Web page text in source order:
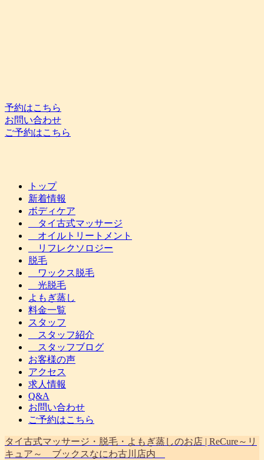
予約はこちら
お問い合わせ
ご予約はこちら
トップ
新着情報
ボディケア
タイ古式マッサージ
オイルトリートメント
リフレクソロジー
脱毛
ワックス脱毛
光脱毛
よもぎ蒸し
料金一覧
スタッフ
スタッフ紹介
スタッフブログ
お客様の声
アクセス
求人情報
Q&A
お問い合わせ
ご予約はこちら
タイ古式マッサージ・脱毛・よもぎ蒸しのお店 | ReCure～リ
キュア～ ブックスなにわ古川店内